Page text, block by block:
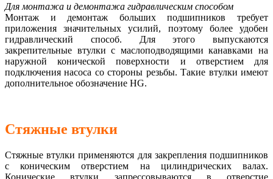
Для монтажа и демонтажа гидравлическим способом
Монтаж и демонтаж больших подшипников требует
приложения значительных усилий, поэтому более удобен
гидравлический способ. Для этого выпускаются
закрепительные втулки с маслоподводящими канавками на
наружной конической поверхности и отверстием для
подключения насоса со стороны резьбы. Такие втулки имеют
дополнительное обозначение HG.
Стяжные втулки
Стяжные втулки применяются для закрепления подшипников
с коническим отверстием на цилиндрических валах.